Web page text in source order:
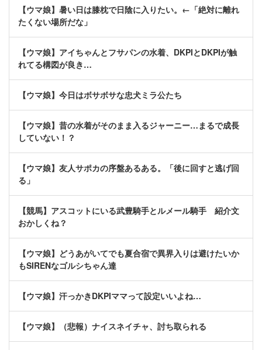
【ウマ娘】暑い日は膝枕で日陰に入りたい。←「絶対に離れ
たくない場所だな」
【ウマ娘】アイちゃんとフサパンの水着、DKPIとDKPIが触
れてる構図が良き…
【ウマ娘】今日はボサボサな忠犬ミラ公たち
【ウマ娘】昔の水着がそのまま入るジャーニー…まるで成長
していない！？
【ウマ娘】友人サポカの序盤あるある。「後に回すと逃げ回
る」
【競馬】アスコットにいる武豊騎手とルメール騎手 紹介文
おかしくね？
【ウマ娘】どうあがいてでも夏合宿で異界入りは避けたいか
もSIRENなゴルシちゃん達
【ウマ娘】汗っかきDKPIママって設定いいよね…
【ウマ娘】（悲報）ナイスネイチャ、討ち取られる